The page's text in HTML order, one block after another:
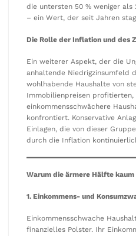
die untersten 50 % weniger als
– ein Wert, der seit Jahren
Die Rolle der Inflation und des
Ein weiterer Aspekt, der die
anhaltende Niedrigzinsumfeld
wohlhabende Haushalte von
Immobilienpreisen profitierten,
einkommensschwächere
konfrontiert. Konservative
Einlagen, die von dieser
durch die Inflation
Warum die ärmere Hälfte kaum
1. Einkommens- und
Einkommensschwache
finanzielles Polster. Ihr